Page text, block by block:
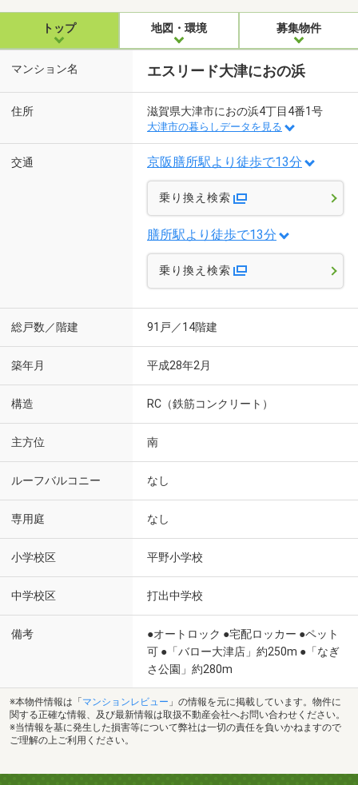
トップ 地図・環境 募集物件
マンション名 エスリード大津におの浜
住所 滋賀県大津市におの浜4丁目4番1号
大津市の暮らしデータを見る
交通 京阪膳所駅より徒歩で13分
乗り換え検索
膳所駅より徒歩で13分
乗り換え検索
総戸数／階建 91戸／14階建
築年月 平成28年2月
構造 RC（鉄筋コンクリート）
主方位 南
ルーフバルコニー なし
専用庭 なし
小学校区 平野小学校
中学校区 打出中学校
備考
●オートロック ●宅配ロッカー ●ペット
可 ●「バロー大津店」約250m ●「なぎ
さ公園」約280m
※本物件情報は「 マンションレビュー 」の情報を元に掲載しています。物件に
関する正確な情報、及び最新情報は取扱不動産会社へお問い合わせください。
※当情報を基に発生した損害等について弊社は一切の責任を負いかねますので
ご理解の上ご利用ください。